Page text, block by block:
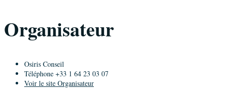
Organisateur
Osiris Conseil
Téléphone +33 1 64 23 03 07
Voir le site Organisateur